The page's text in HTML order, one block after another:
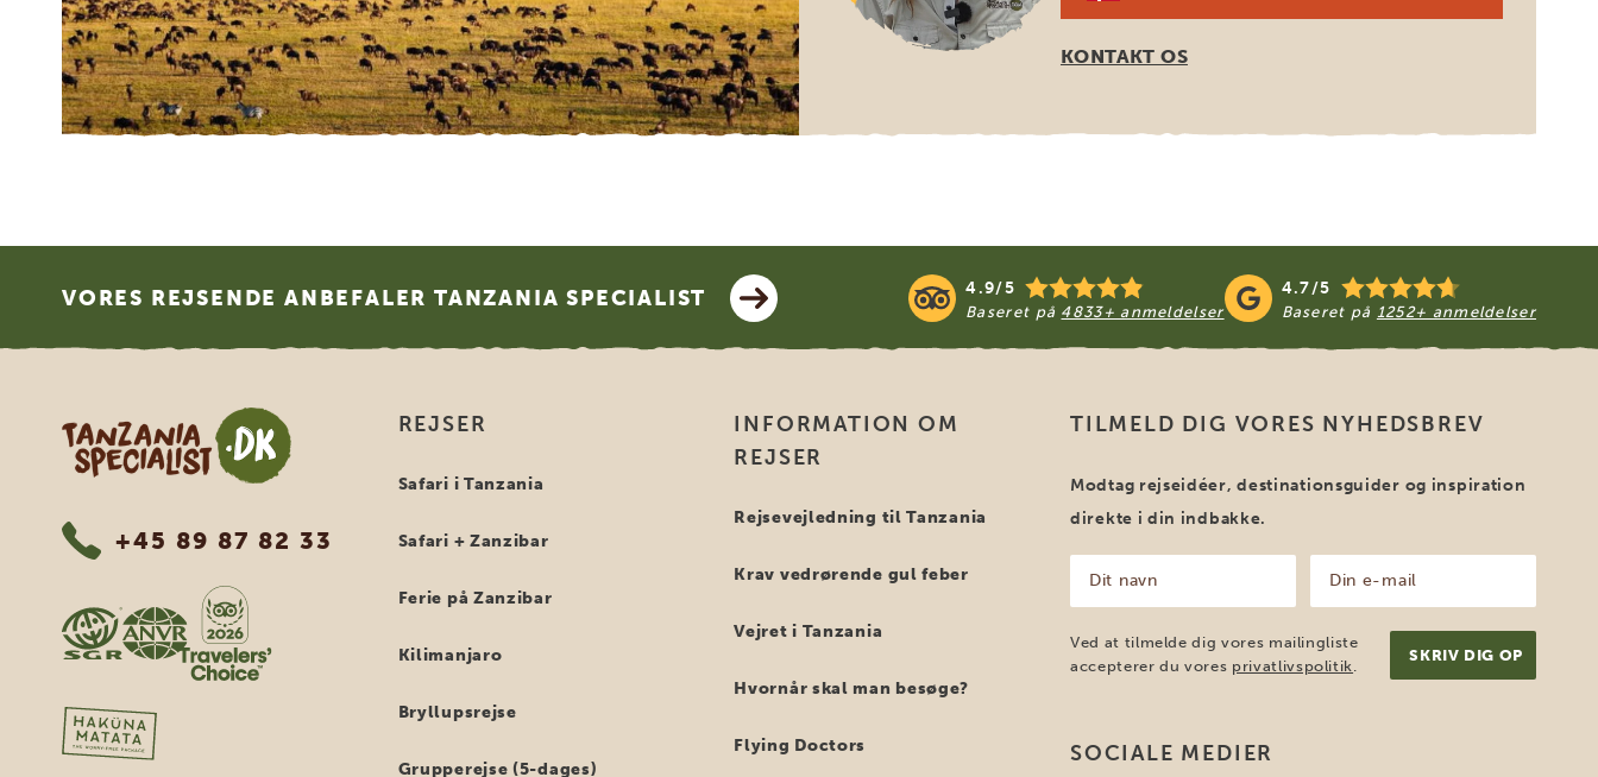
KONTAKT OS
VORES REJSENDE ANBEFALER TANZANIA SPECIALIST 4.9/5
Baseret på 4833+ anmeldelser
4.7/5
Baseret på 1252+ anmeldelser
Tanzania Specialist
+45 89 87 82 33
REJSER
Safari i Tanzania
Safari + Zanzibar
Ferie på Zanzibar
Kilimanjaro
Bryllupsrejse
Grupperejse (5-dages)
INFORMATION OM
REJSER
Rejsevejledning til Tanzania
Krav vedrørende gul feber
Vejret i Tanzania
Hvornår skal man besøge?
Flying Doctors
TILMELD DIG VORES NYHEDSBREV
Modtag rejseidéer, destinationsguider og inspiration
direkte i din indbakke.
navn
(Påkrævet)
mail
(Påkrævet)
Ved at tilmelde dig vores mailingliste
accepterer du vores privatlivspolitik.
SOCIALE MEDIER